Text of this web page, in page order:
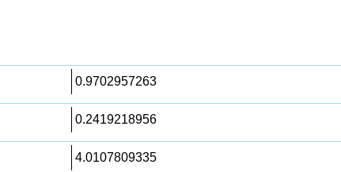
0.9702957263
0.2419218956
4.0107809335